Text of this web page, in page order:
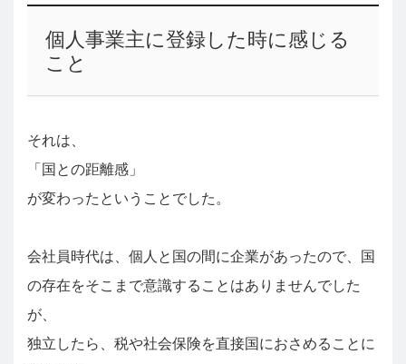
個人事業主に登録した時に感じる
こと
それは、
「国との距離感」
が変わったということでした。
会社員時代は、個人と国の間に企業があったので、国
の存在をそこまで意識することはありませんでした
が、
独立したら、税や社会保険を直接国におさめることに